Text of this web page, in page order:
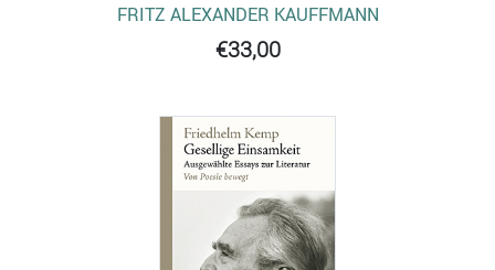
FRITZ ALEXANDER KAUFFMANN
€33,00